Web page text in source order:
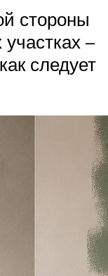
стороны
–
следует